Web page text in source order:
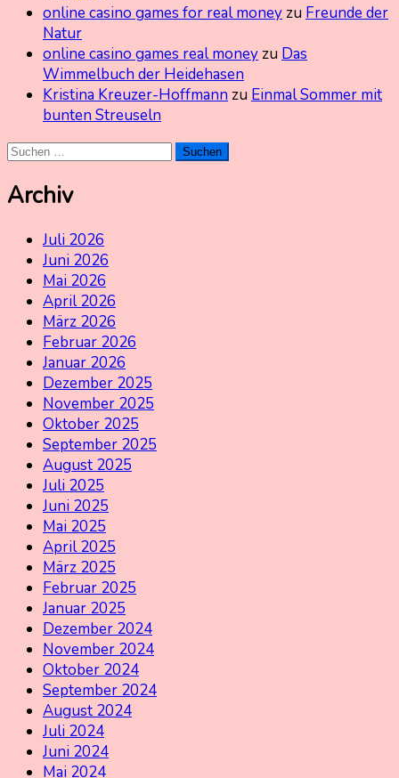
online casino games for real moneyzu Freunde der
Natur
online casino games real moneyzu Das
Wimmelbuch der Heidehasen
Kristina Kreuzer-Hoffmannzu Einmal Sommer mit
bunten Streuseln
Suchen
Archiv
Juli 2026
Juni 2026
Mai 2026
April 2026
März 2026
Februar 2026
Januar 2026
Dezember 2025
November 2025
Oktober 2025
September 2025
August 2025
Juli 2025
Juni 2025
Mai 2025
April 2025
März 2025
Februar 2025
Januar 2025
Dezember 2024
November 2024
Oktober 2024
September 2024
August 2024
Juli 2024
Juni 2024
Mai 2024